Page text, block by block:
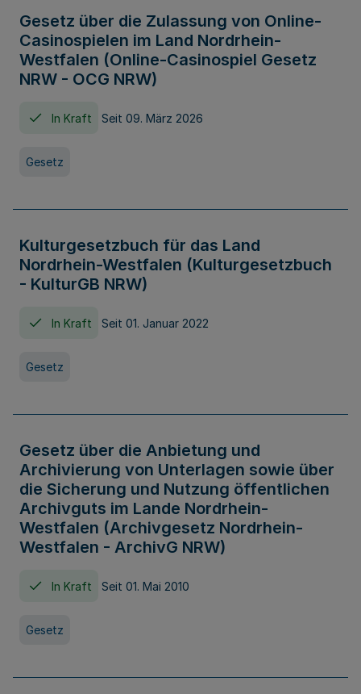
Gesetz über die Zulassung von Online-
Casinospielen im Land Nordrhein-
Westfalen (Online-Casinospiel Gesetz
NRW - OCG NRW)
In Kraft Seit 09. März 2026
Gesetz
Kulturgesetzbuch für das Land
Nordrhein-Westfalen (Kulturgesetzbuch
- KulturGB NRW)
In Kraft Seit 01. Januar 2022
Gesetz
Gesetz über die Anbietung und
Archivierung von Unterlagen sowie über
die Sicherung und Nutzung öffentlichen
Archivguts im Lande Nordrhein-
Westfalen (Archivgesetz Nordrhein-
Westfalen - ArchivG NRW)
In Kraft Seit 01. Mai 2010
Gesetz